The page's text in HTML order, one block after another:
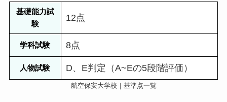
基礎能力試
験
12点
学科試験 8点
人物試験 D、E判定（A~Eの5段階評価）
航空保安大学校｜基準点一覧